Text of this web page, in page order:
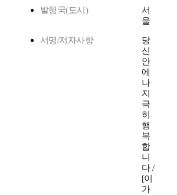
발행국(도시)
서
울
서명/저자사항
당
신
안
에
나
지
극
히
행
복
합
니
다 /
[이
가